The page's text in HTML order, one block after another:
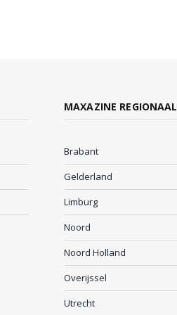
MAXAZINE REGIONAAL
Brabant
Gelderland
Limburg
Noord
Noord Holland
Overijssel
Utrecht